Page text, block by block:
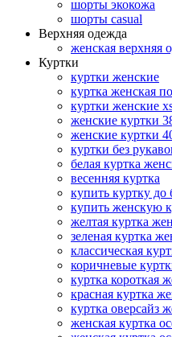
шорты экокожа
шорты casual
Верхняя одежда
женская верхняя
Куртки
куртки женские
куртка женская
куртки женские
женские куртки
женские куртки
куртки без
белая куртка
весенняя куртка
купить куртку
купить женскую
желтая куртка
зеленая куртка
классическая
коричневые
куртка короткая
красная куртка
куртка оверсайз
женская куртка